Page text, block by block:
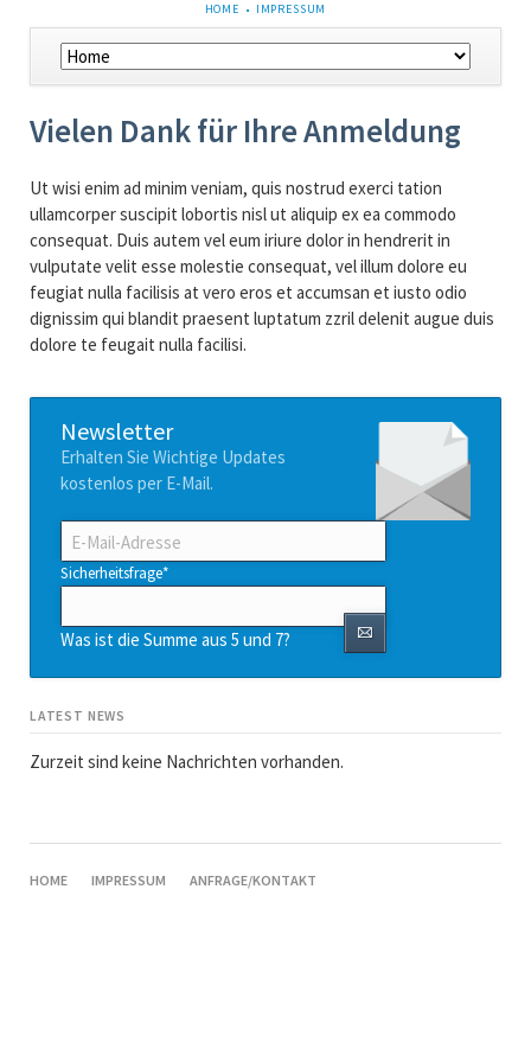
NAVIGATION
ÜBERSPRINGEN
HOME IMPRESSUM
Navigation
überspringen
Vielen Dank für Ihre Anmeldung
Ut wisi enim ad minim veniam, quis nostrud exerci tation
ullamcorper suscipit lobortis nisl ut aliquip ex ea commodo
consequat. Duis autem vel eum iriure dolor in hendrerit in
vulputate velit esse molestie consequat, vel illum dolore eu
feugiat nulla facilisis at vero eros et accumsan et iusto odio
dignissim qui blandit praesent luptatum zzril delenit augue duis
dolore te feugait nulla facilisi.
Newsletter
Erhalten Sie Wichtige Updates
kostenlos per E-Mail.
E-
Mail-
Adresse
Pflichtfeld
Sicherheitsfrage*
Was ist die Summe aus 5 und 7?
LATEST NEWS
Zurzeit sind keine Nachrichten vorhanden.
NAVIGATION
HOME IMPRESSUM ANFRAGE/KONTAKT